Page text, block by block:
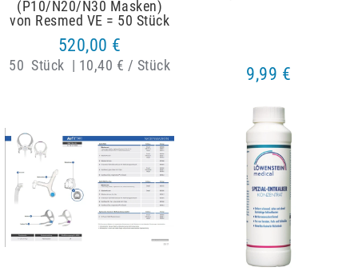
(P10/N20/N30 Masken)
von Resmed VE = 50 Stück
520,00 €
50 Stück | 10,40 € / Stück 9,99 €